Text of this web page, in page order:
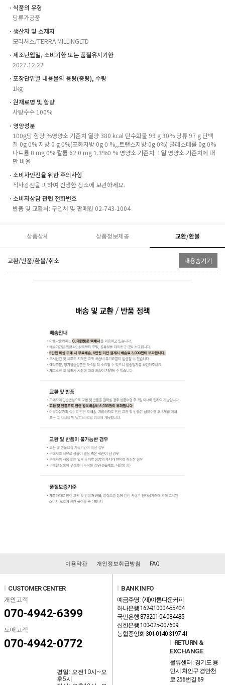
ㆍ식품의 유형
당류가공품
ㆍ생산자 및 소재지
모리셔스/TERRA MILLINGLTD
ㆍ제조년월일, 소비기한 또는 품질유지기한
2027.12.22
ㆍ포장단위별 내용물의 용량(중량), 수량
1kg
ㆍ원재료명 및 함량
사탕수수 100%
ㆍ영양성분
100g당 함량 %영양소 기준치 열량 380 kcal 탄수화물 99 g 30% 당류 97 g 단백
질 0g 0% 지방 0 g 0%(포화지방 0g 0 %,,트랜스지방 0g 0%) 콜레스테롤 0g 0%
나트륨 0 mg 0% 칼륨 62.0 mg 1.3%0 % 영양소 기준치: 1일 영양소 기준치에 대
만 비율
ㆍ소비자안전을 위한 주의사항
직사광선을 피하여 건냉한 장소에 보관하세요.
ㆍ소비자상담 관련 전화번호
반품 및 교환처: 구입처 및 판매원 02-743-1004
상품상세 상품정보제공 교환/환불
교환/반품/환불/취소 내용숨기기
이용약관 개인정보취급방침 FAQ
CUSTOMER CENTER
개인고객
070-4942-6399
도매고객
070-4942-0772
평일: 오전10시~오
후5시
BANK INFO
예금주명 : (재)아름다운커피
하나은행 162-910004-55404
국민은행 873201-04-084485
신한은행 100-025-007609
농협중앙회 301-0140-3197-41
RETURN &
EXCHANGE
물류센터 : 경기도 용
인시 처인구 경안천
로 256번길 69